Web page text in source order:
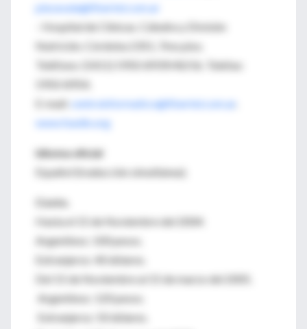
piezavala@fibertel.com.ar
- Hospital de Clínicas. Cátedra y División
Nutrición. Córdoba 2351, 7mo piso.
Teléfono: (5411) 5950-8939/40/56. Telefax:
E-mail:
centroinformatico@fibertel.com.ar
www.fuedin.org
Idioma oficial
Español (traducción simultánea).
Costo.
Hasta el 15 de Noviembre del 2004:
Argentinos: 100 pesos.
Extranjeros: 40 dólares.
Del 15 de Noviembre al 15 de marzo del 2005.
Argentinos: 120 pesos.
Extranjeros: 50 dólares.